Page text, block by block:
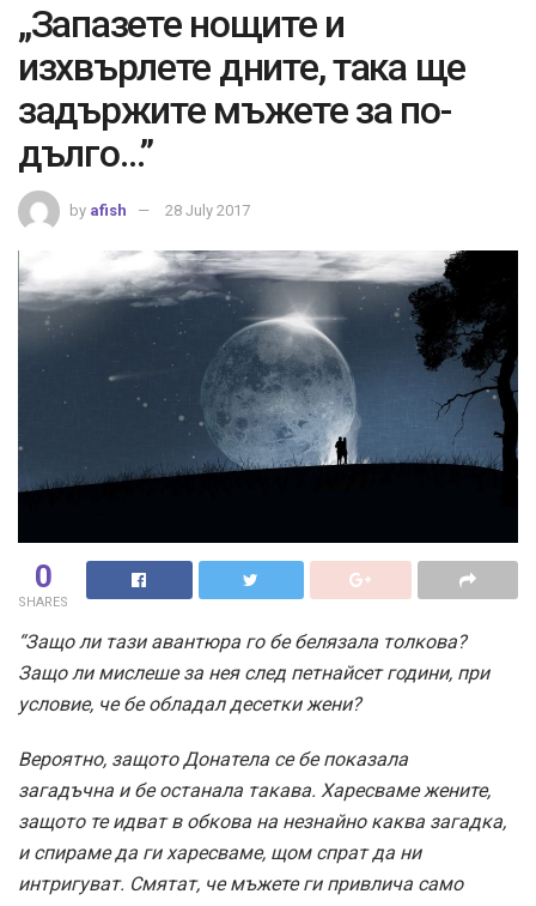
„Запазете нощите и
изхвърлете дните, така ще
задържите мъжете за по-
дълго…”
by afish 28 July 2017
0
SHARES
“Защо ли тази авантюра го бе белязала толкова?
Защо ли мислеше за нея след петнайсет години, при
условие, че бе обладал десетки жени?
Вероятно, защото Донатела се бе показала
загадъчна и бе останала такава. Харесваме жените,
защото те идват в обкова на незнайно каква загадка,
и спираме да ги харесваме, щом спрат да ни
интригуват. Смятат, че мъжете ги привлича само